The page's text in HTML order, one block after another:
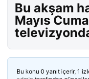
Bu akşam
Mayıs
Bu konu 0 yanıt içerir, 1